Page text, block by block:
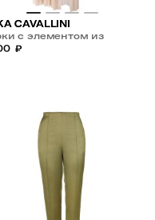
CAVALLINI
с элементом из
ткани
₽